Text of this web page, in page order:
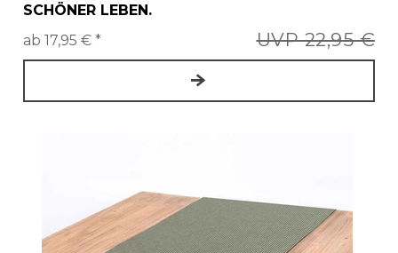
SCHÖNER LEBEN.
UVP 22,95 €
ab 17,95 € *